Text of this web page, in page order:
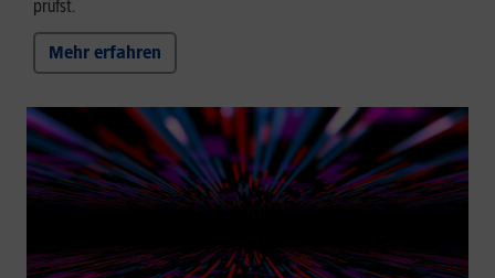
prüfst.
Mehr erfahren